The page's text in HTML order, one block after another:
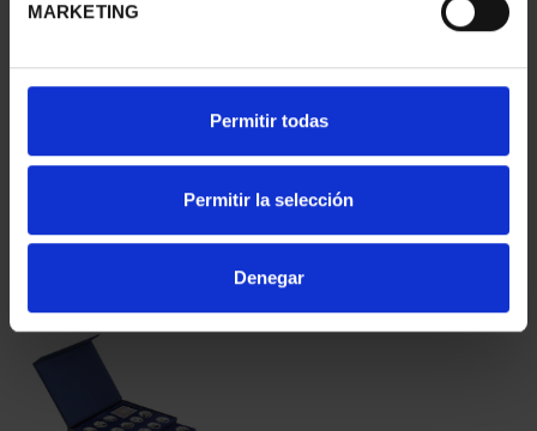
MARKETING
Permitir todas
Permitir la selección
Denegar
PROVINCIA 3
registrados
PROVINCIA 4
registrados